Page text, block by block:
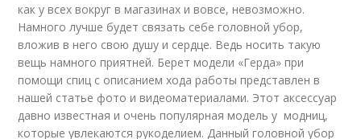
как у всех вокруг в магазинах и вовсе, невозможно.
Намного лучше будет связать себе головной убор,
вложив в него свою душу и сердце. Ведь носить такую
вещь намного приятней. Берет модели «Герда» при
помощи спиц с описанием хода работы представлен в
нашей статье фото и видеоматериалами. Этот аксессуар
давно известная и очень популярная модель у модниц,
которые увлекаются рукоделием. Данный головной убор